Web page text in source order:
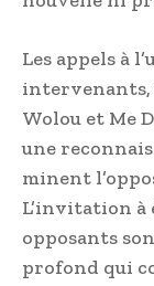
Les appels à
intervenants,
Wolou et Me
une
minent
L’invitation à
opposants
profond qui